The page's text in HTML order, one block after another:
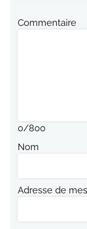
Commentaire
0/800
Nom
Adresse de